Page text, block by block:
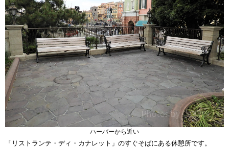
ハーバーから近い
「リストランテ・ディ・カナレット」のすぐそばにある休憩所です。